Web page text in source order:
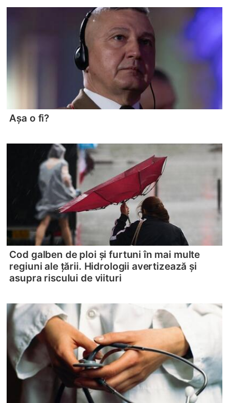
Așa o fi?
Cod galben de ploi și furtuni în mai multe
regiuni ale țării. Hidrologii avertizează și
asupra riscului de viituri